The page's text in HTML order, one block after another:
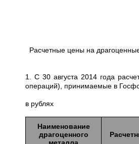
Расчетные цены на
1. С 30 августа 2014 года
операций), принимаемые в
в рублях
Наименование
драгоценного